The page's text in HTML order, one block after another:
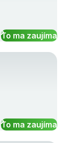
To ma zaujíma
To ma zaujíma